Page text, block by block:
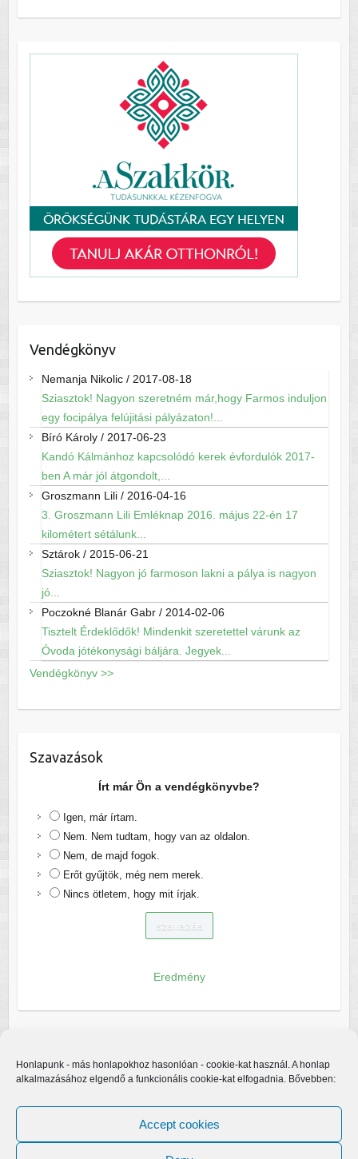
Honlapunk - más honlapokhoz hasonlóan - cookie-kat használ. A honlap
alkalmazásához elgendő a funkcionális cookie-kat elfogadnia. Bővebben:
Accept cookies
Vendégkönyv
Nemanja Nikolic/ 2017-08-18
Sziasztok! Nagyon szeretném már,hogy Farmos induljon
egy focipálya felújitási pályázaton!...
Bíró Károly/ 2017-06-23
Kandó Kálmánhoz kapcsolódó kerek évfordulók 2017-
ben A már jól átgondolt,...
Groszmann Lili/ 2016-04-16
3. Groszmann Lili Emléknap 2016. május 22-én 17
kilométert sétálunk...
Sztárok/ 2015-06-21
Sziasztok! Nagyon jó farmoson lakni a pálya is nagyon
jó...
Poczokné Blanár Gabr/ 2014-02-06
Tisztelt Érdeklődők! Mindenkit szeretettel várunk az
Óvoda jótékonysági báljára. Jegyek...
Vendégkönyv >>
Szavazások
Írt már Ön a vendégkönyvbe?
Igen, már írtam.
Nem. Nem tudtam, hogy van az oldalon.
Nem, de majd fogok.
Erőt gyűjtök, még nem merek.
Nincs ötletem, hogy mit írjak.
Eredmény